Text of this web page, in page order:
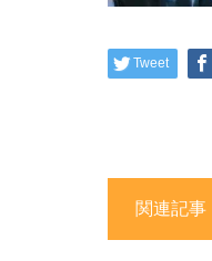
Tweet
関連記事